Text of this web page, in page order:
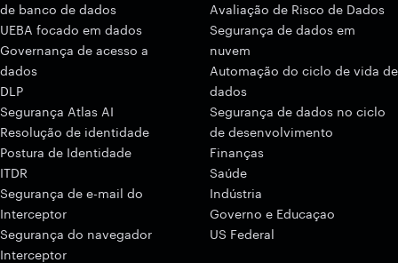
de banco de dados
UEBA focado em dados
Governança de acesso a
dados
DLP
Segurança Atlas AI
Resolução de identidade
Postura de Identidade
ITDR
Segurança de e-mail do
Interceptor
Segurança do navegador
Interceptor
Avaliação de Risco de Dados
Segurança de dados em
nuvem
Automação do ciclo de vida de
dados
Segurança de dados no ciclo
de desenvolvimento
Finanças
Saúde
Indústria
Governo e Educaçao
US Federal